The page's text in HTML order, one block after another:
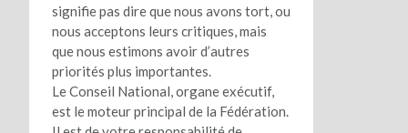
signifie pas dire que nous avons tort, ou
nous acceptons leurs critiques, mais
que nous estimons avoir d’autres
priorités plus importantes.
Le Conseil National, organe exécutif,
est le moteur principal de la Fédération.